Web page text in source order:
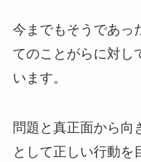
今までもそうであっ
てのことがらに対し
います。
問題と真正面から向
として正しい行動を